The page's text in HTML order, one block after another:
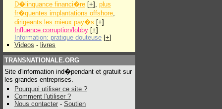
D�linquance financi�re [+], plus
fr�quentes implantations offshore,
dirigeants les mieux pay�s [+]
Influence:corruption/lobby [+]
Information: pratique douteuse [+]
Videos - livres
TRANSNATIONALE.ORG
Site d'information ind�pendant et gratuit sur
les grandes entreprises.
Pourquoi utiliser ce site ?
Comment l'utiliser ?
Nous contacter - Soutien